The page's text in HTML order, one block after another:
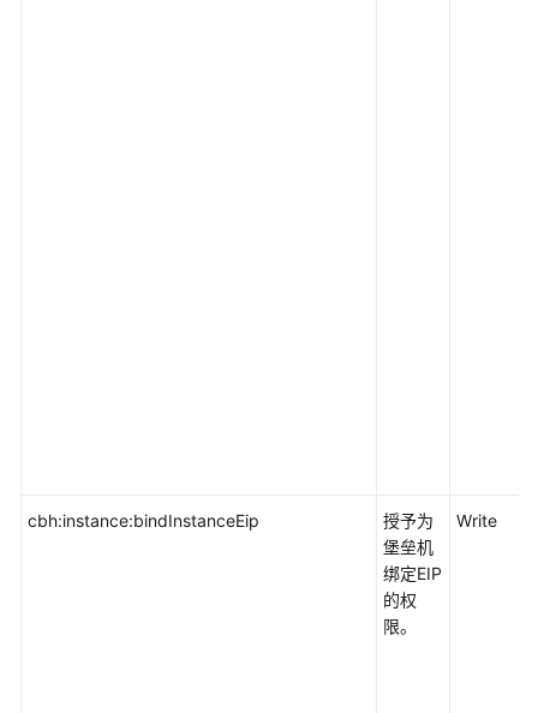
cbh:instance:bindInstanceEip
授予为
堡垒机
绑定EIP
的权
限。
Write